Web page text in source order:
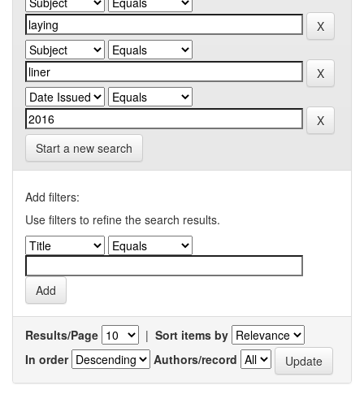
Start a new search
Add filters:
Use filters to refine the search results.
Results/Page | Sort items by
In order
Authors/record